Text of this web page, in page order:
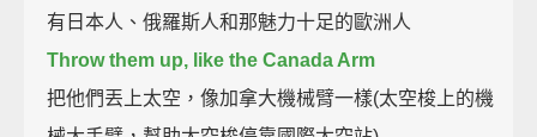
有日本人、俄羅斯人和那魅力十足的歐洲人
Throw them up, like the Canada Arm
把他們丟上太空，像加拿大機械臂一樣(太空梭上的機